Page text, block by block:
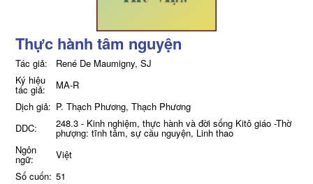
Thực hành tâm nguyện
Tác giả:
René De Maumigny, SJ
Ký hiệu
tác giả:
MA-R
Dịch giả: P. Thạch Phương, Thạch Phương
DDC:
248.3 - Kinh nghiệm, thực hành và đời sống Kitô giáo -Thờ
phượng: tĩnh tâm, sự cầu nguyện, Linh thao
Ngôn
ngữ:
Việt
Số cuốn: 51